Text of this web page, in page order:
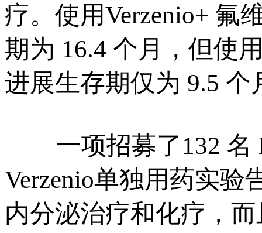
疗。使用Verzenio+ 氟
期为 16.4 个月，但使
进展生存期仅为 9.5 个
一项招募了132
Verzenio单独用药实
内分泌治疗和化疗，